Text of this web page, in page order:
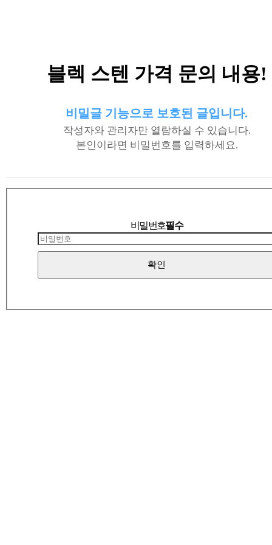
블렉 스텐 가격 문의 내용!
비밀글 기능으로 보호된 글입니다.
작성자와 관리자만 열람하실 수 있습니다.
본인이라면 비밀번호를 입력하세요.
비밀번호필수